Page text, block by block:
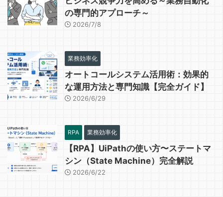
の専門的アプローチ～
2026/7/8
業務効率化
オートコールシステム活用術：効果的
な運用方法と専門知識【完全ガイド】
2026/6/29
RPA 業務効率化
【RPA】UiPathの使い方〜ステートマ
シン（State Machine）完全解説
2026/6/22